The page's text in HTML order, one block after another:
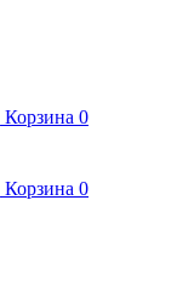
Корзина 0
Корзина 0